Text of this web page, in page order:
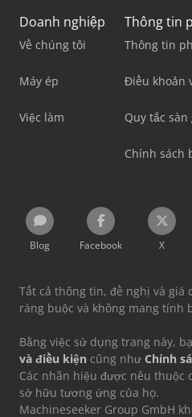
Doanh nghiệp
Về chúng tôi
Máy ép
Việc làm
Thông tin
Thông tin
Điều khoản
Quy tắc
Chính sách
Blog Facebook X
Tất cả thông tin, đề nghị và giá
ràng buộc và không mang tính
Bằng việc sử dụng trang này,
và điều kiện cũng như Chính
Các nhãn hiệu được nêu thuộc
sở hữu tương ứng của họ.
Machineseeker Group GmbH